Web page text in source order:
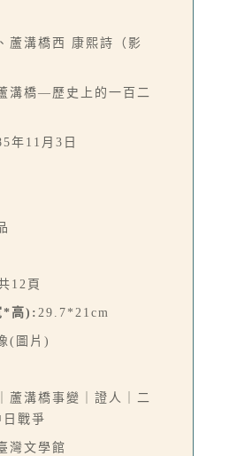
蘆溝橋西 康熙詩（影
溝橋—歷史上的一百二
年11月3日
12頁
*高): 29.7*21cm
(圖片)
蘆溝橋事變｜證人｜二
戰爭
灣文學館